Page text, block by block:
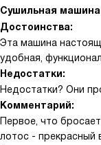
Сушильная машина
Достоинства:
Эта машина
удобная,
Недостатки:
Недостатки? Они
Комментарий:
Первое, что
лотос - прекрасный